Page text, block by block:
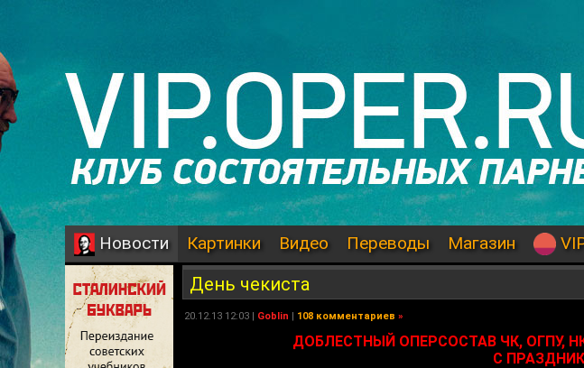
Новости Картинки Видео Переводы Магазин
День чекиста
20.12.13 12:03 | Goblin | 108 комментариев »
ДОБЛЕСТНЫЙ ОПЕРСОСТАВ ЧК, ОГПУ,
С